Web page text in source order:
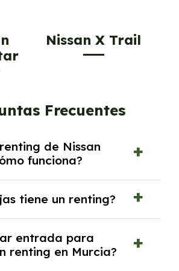
Nissan X Trail
Frecuentes
de Nissan
funciona?
Navaraes un servicio de
inversión inicial. Funciona a
de cuotas mensuales que
tiene un renting?
múltiples ventajas. Entre
la posibilidad de conducir
entrada para
renting en Murcia?